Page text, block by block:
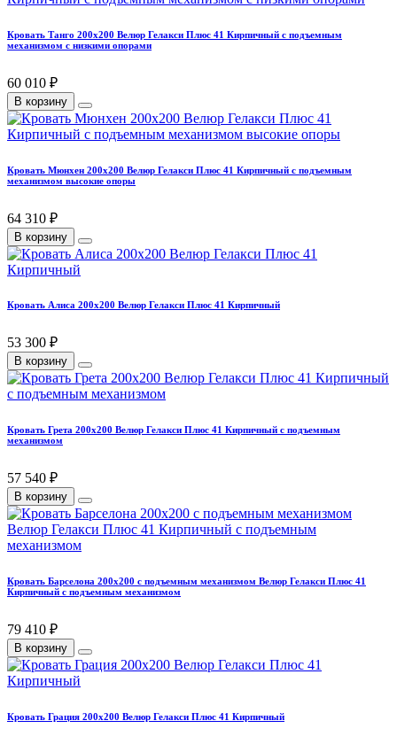
Кровать Танго 200х200 Велюр Гелакси Плюс 41 Кирпичный с подъемным
механизмом с низкими опорами
60 010 ₽
В корзину
Кровать Мюнхен 200х200 Велюр Гелакси Плюс 41 Кирпичный с подъемным
механизмом высокие опоры
64 310 ₽
В корзину
Кровать Алиса 200х200 Велюр Гелакси Плюс 41 Кирпичный
53 300 ₽
В корзину
Кровать Грета 200х200 Велюр Гелакси Плюс 41 Кирпичный с подъемным
механизмом
57 540 ₽
В корзину
Кровать Барселона 200х200 с подъемным механизмом Велюр Гелакси Плюс 41
Кирпичный с подъемным механизмом
79 410 ₽
В корзину
Кровать Грация 200х200 Велюр Гелакси Плюс 41 Кирпичный